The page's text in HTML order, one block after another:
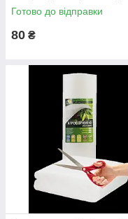
птахів від комах фасоване
Готово до відправки
80 ₴